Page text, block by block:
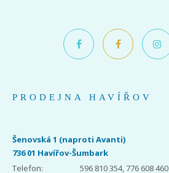
PRODEJNA HAVÍŘOV
Šenovská 1 (naproti Avanti)
736 01 Havířov-Šumbark
Telefon:
596 810 354, 776 608 460